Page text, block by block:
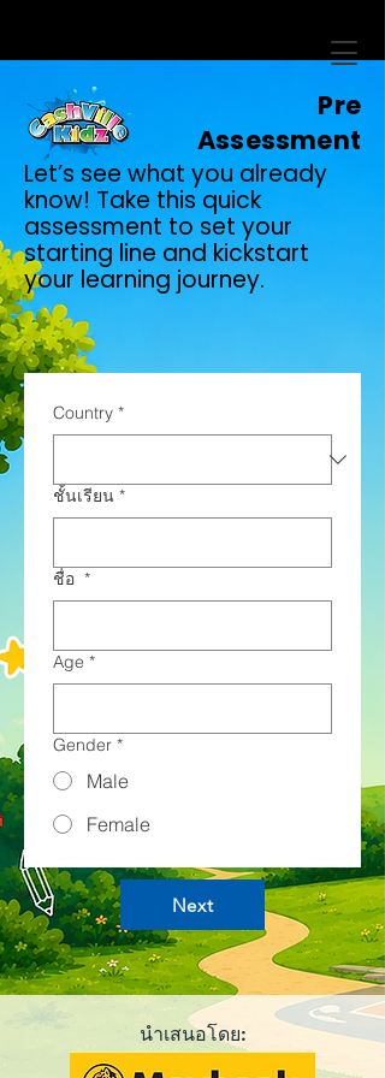
Pre
Assessment
Let’s see what you already
know! Take this quick
assessment to set your
starting line and kickstart
your learning journey.
Country *
ชั้นเรียน *
ชื่อ *
Age *
Gender *
Male
Female
Next
นำเสนอโดย: